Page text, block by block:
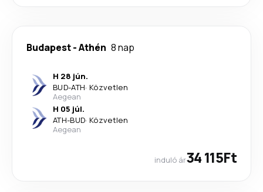
Budapest-Athén 8 nap
H 28 jún.
BUD-ATH· Közvetlen
Aegean
H 05 júl.
ATH-BUD· Közvetlen
Aegean
induló ár34 115Ft